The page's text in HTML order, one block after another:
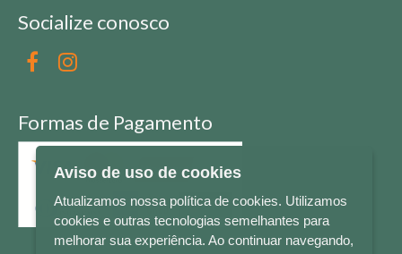
Socialize conosco
Formas de Pagamento
Aviso de uso de cookies
Atualizamos nossa política de cookies. Utilizamos
cookies e outras tecnologias semelhantes para
melhorar sua experiência. Ao continuar navegando,